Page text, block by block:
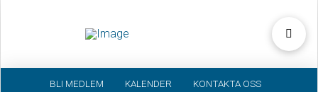
BLI MEDLEM KALENDER KONTAKTA OSS